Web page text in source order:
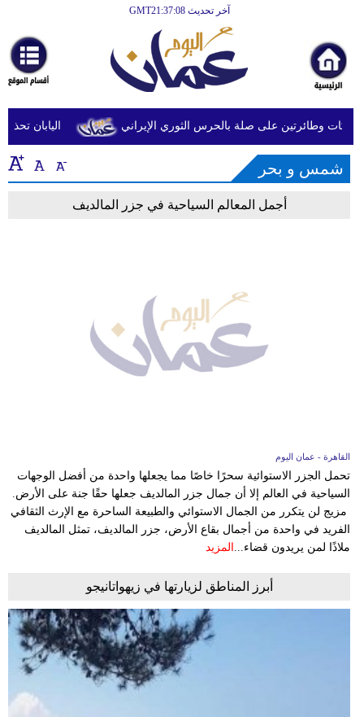
آخر تحديث GMT21:37:08
أخبارعاجلة
رياضة
ثقافة
إقتصاد
إعلام
تعليم
وتكنولوجيا
بيئة
اليابان تحذر وطائرتين على صلة بالحرس الثوري الإيراني
شمس و بحر
أجمل المعالم السياحية في جزر المالديف
القاهرة - عمان اليوم
تحمل الجزر الاستوائية سحرًا خاصًا مما يجعلها واحدة من أفضل الوجهات
السياحية في العالم إلا أن جمال جزر المالديف جعلها حقًا جنة على الأرض.
مزيج لن يتكرر من الجمال الاستوائي والطبيعة الساحرة مع الإرث الثقافي
الفريد في واحدة من أجمال بقاع الأرض، جزر المالديف، تمثل المالديف
ملاذًا لمن يريدون قضاء... المزيد
أبرز المناطق لزيارتها في زيهواتانيجو